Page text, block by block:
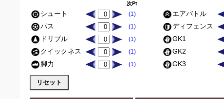
次Pt
シュート (1)
パス (1)
ドリブル (1)
クイックネス (1)
脚力 (1)
エアバトル
ディフェンス
GK1
GK2
GK3